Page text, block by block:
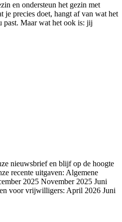
en ondersteun het gezin met
je precies doet, hangt af van wat het
past. Maar wat het ook is: jij
nieuwsbrief en blijf op de hoogte
recente uitgaven: Algemene
2025 November 2025 Juni
voor vrijwilligers: April 2026 Juni